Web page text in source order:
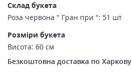
Склад букета
Роза червона " Гран при ": 51 шт
Розміри букета
Висота: 60 см
Безкоштовна доставка по Харкову